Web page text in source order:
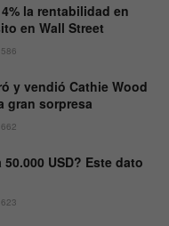
la rentabilidad en
en Wall Street
586
y vendió Cathie Wood
gran sorpresa
662
USD? Este dato
623